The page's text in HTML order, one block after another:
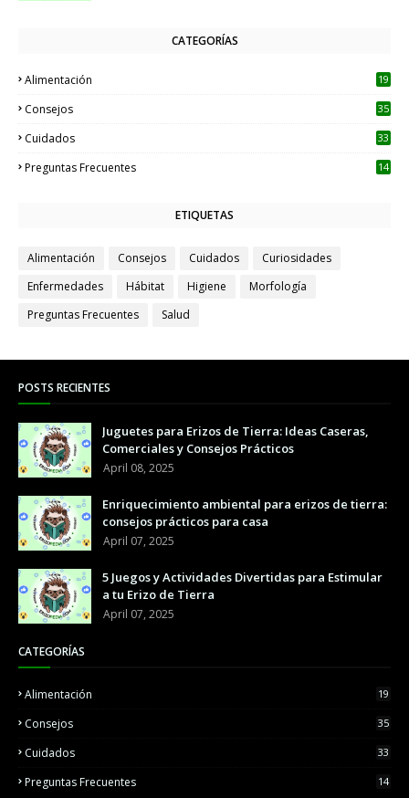
CATEGORÍAS
Alimentación 19
Consejos 35
Cuidados 33
Preguntas Frecuentes 14
ETIQUETAS
Alimentación Consejos Cuidados
Curiosidades
Enfermedades
Hábitat Higiene
Morfología
Preguntas Frecuentes
Salud
POSTS RECIENTES
Juguetes para Erizos de Tierra: Ideas Caseras,
Comerciales y Consejos Prácticos
April 08, 2025
Enriquecimiento ambiental para erizos de tierra:
consejos prácticos para casa
April 07, 2025
5 Juegos y Actividades Divertidas para Estimular
a tu Erizo de Tierra
April 07, 2025
CATEGORÍAS
Alimentación 19
Consejos 35
Cuidados 33
Preguntas Frecuentes 14